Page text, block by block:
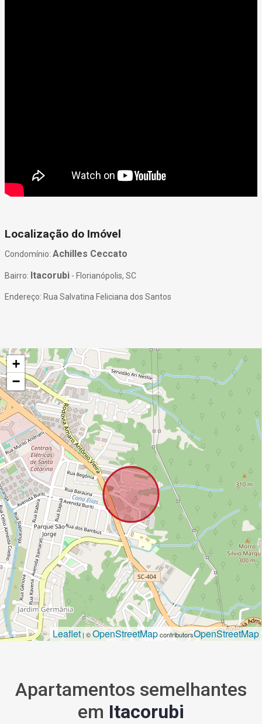
Localização do Imóvel
Condomínio: Achilles Ceccato
Bairro: Itacorubi - Florianópolis, SC
Endereço: Rua Salvatina Feliciana dos Santos
+
−
Leaflet | ©OpenStreetMapcontributorsOpenStreetMap
Apartamentos semelhantes
em Itacorubi